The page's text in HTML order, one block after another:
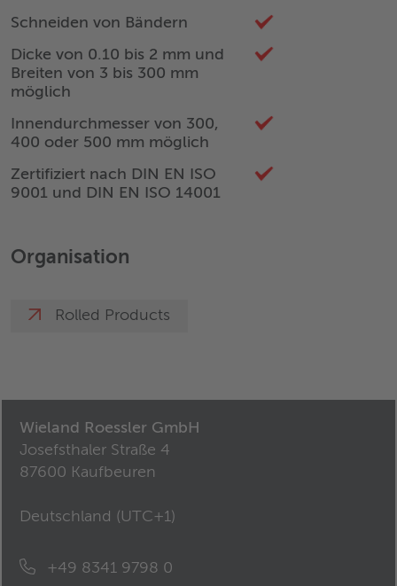
Schneiden von Bändern
Dicke von 0.10 bis 2 mm und
Breiten von 3 bis 300 mm
möglich
Innendurchmesser von 300,
400 oder 500 mm möglich
Zertifiziert nach DIN EN ISO
9001 und DIN EN ISO 14001
Organisation
Rolled Products
Wieland Roessler GmbH
Josefsthaler Straße 4
87600 Kaufbeuren
Deutschland (UTC+1)
+49 8341 9798 0